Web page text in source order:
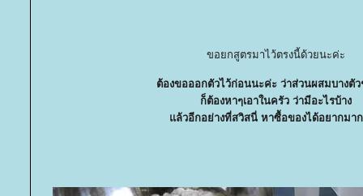
ขอยกสูตรมาไว้ตรงนี้ด้วยนะค่ะ
ต้องขอออกตัวไว้ก่อนนะค่ะ ว่าส่วนผสมบางตั
ก็ต้องหาๆเอาในครัว ว่ามีอะไรบ้าง
ล้วอีกอย่างที่สวิสนี่ หาซื้อของได้อยากมา